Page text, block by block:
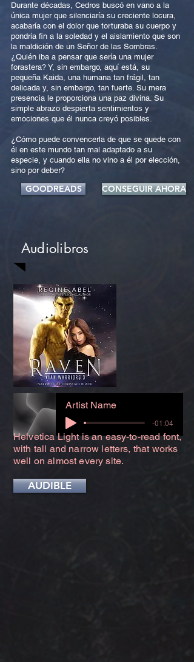
Durante décadas, Cedros buscó en vano a la
única mujer que silenciaría su creciente locura,
acabaría con el dolor que torturaba su cuerpo y
pondría fin a la soledad y el aislamiento que son
la maldición de un Señor de las Sombras.
¿Quién iba a pensar que sería una mujer
forastera? Y, sin embargo, aquí está, su
pequeña Kaida, una humana tan frágil, tan
delicada y, sin embargo, tan fuerte. Su mera
presencia le proporciona una paz divina. Su
simple abrazo despierta sentimientos y
emociones que él nunca creyó posibles.
¿Cómo puede convencerla de que se quede con
él en este mundo tan mal adaptado a su
especie, y cuando ella no vino a él por elección,
sino por deber?
GOODREADS CONSEGUIR AHORA
Audiolibros
Artist Name
-01:04
Helvetica Light is an easy-to-read font,
with tall and narrow letters, that works
well on almost every site.
AUDIBLE